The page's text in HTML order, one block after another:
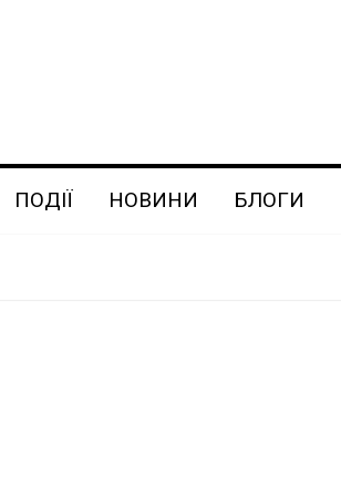
ПОДІЇ НОВИНИ БЛОГИ